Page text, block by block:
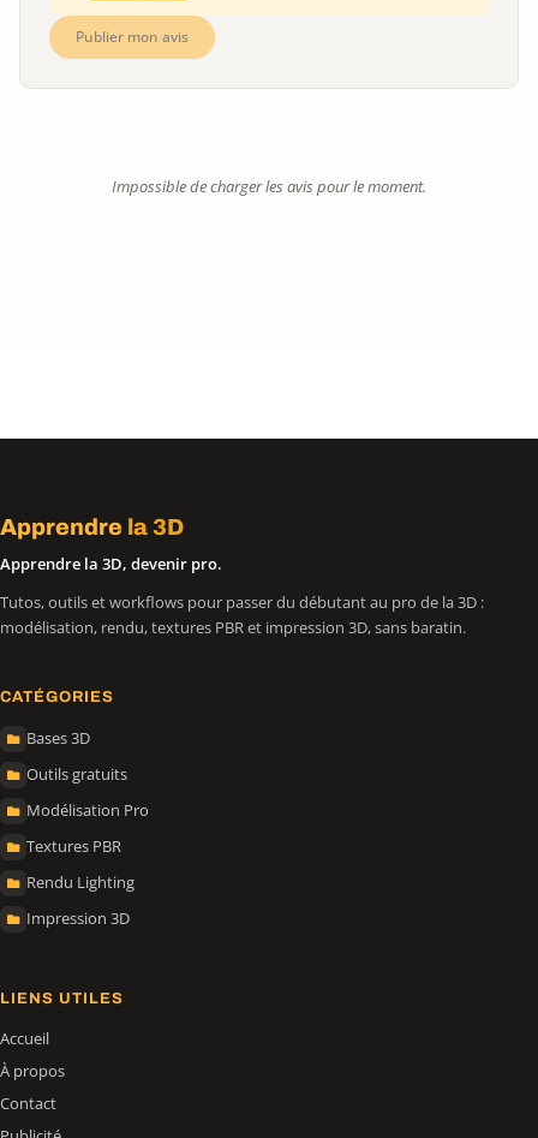
Publier mon avis
Impossible de charger les avis pour le moment.
Apprendre la 3D
Apprendre la 3D, devenir pro.
Tutos, outils et workflows pour passer du débutant au pro de la 3D :
modélisation, rendu, textures PBR et impression 3D, sans baratin.
CATÉGORIES
Bases 3D
Outils gratuits
Modélisation Pro
Textures PBR
Rendu Lighting
Impression 3D
LIENS UTILES
Accueil
À propos
Contact